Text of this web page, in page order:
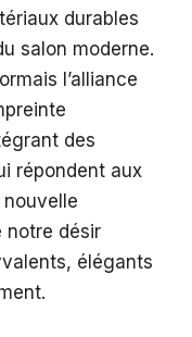
durables
salon moderne.
l’alliance
des
répondent aux
notre désir
élégants